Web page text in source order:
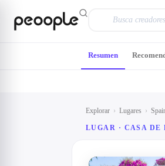
Explorar › Lugares ›
LUGAR · CASA
Resumen